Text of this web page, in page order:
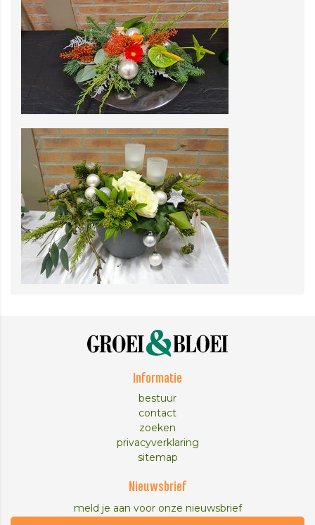
Informatie
bestuur
contact
zoeken
privacyverklaring
sitemap
Nieuwsbrief
meld je aan voor onze nieuwsbrief